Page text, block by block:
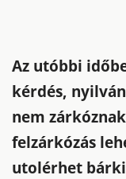
Az utóbbi
kérdés,
nem
felzárkózás
utolérhet